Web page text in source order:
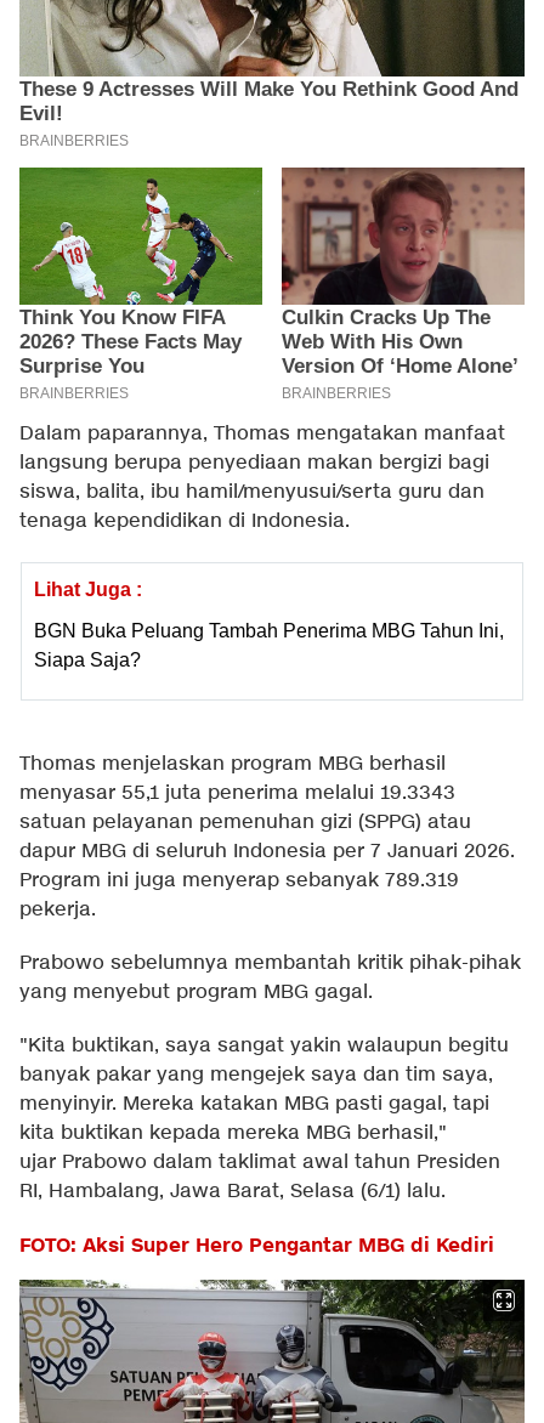
Dalam paparannya, Thomas mengatakan manfaat
langsung berupa penyediaan makan bergizi bagi
siswa, balita, ibu hamil/menyusui/serta guru dan
tenaga kependidikan di Indonesia.
Lihat Juga :
BGN Buka Peluang Tambah Penerima MBG Tahun Ini,
Siapa Saja?
Thomas menjelaskan program MBG berhasil
menyasar 55,1 juta penerima melalui 19.3343
satuan pelayanan pemenuhan gizi (SPPG) atau
dapur MBG di seluruh Indonesia per 7 Januari 2026.
Program ini juga menyerap sebanyak 789.319
pekerja.
Prabowo sebelumnya membantah kritik pihak-pihak
yang menyebut program MBG gagal.
"Kita buktikan, saya sangat yakin walaupun begitu
banyak pakar yang mengejek saya dan tim saya,
menyinyir. Mereka katakan MBG pasti gagal, tapi
kita buktikan kepada mereka MBG berhasil,"
ujar Prabowo dalam taklimat awal tahun Presiden
RI, Hambalang, Jawa Barat, Selasa (6/1) lalu.
FOTO: Aksi Super Hero Pengantar MBG di Kediri